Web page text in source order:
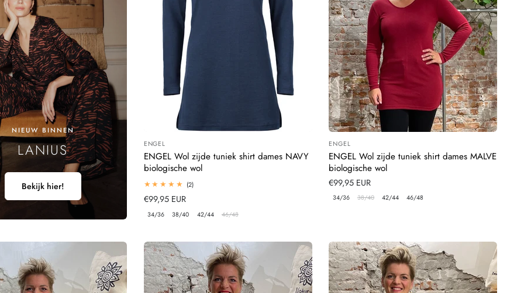
NIEUW BINNEN
LANIUS
Bekijk hier!
Leverancier:
ENGEL
ENGEL Wol zijde tuniek shirt dames NAVY
biologische wol
(2)2
Normale
prijs
€99,95 EUR
34/36 38/40 42/44 46/48
Leverancier:
ENGEL
ENGEL Wol zijde tuniek shirt dames MALVE
biologische wol
Normale
prijs
€99,95 EUR
34/36 38/40 42/44 46/48